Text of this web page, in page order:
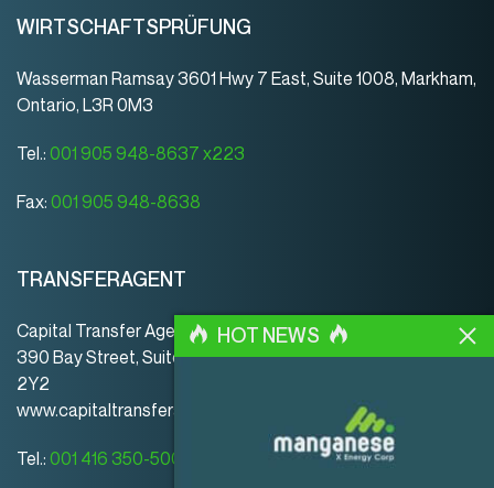
WIRTSCHAFTSPRÜFUNG
Wasserman Ramsay 3601 Hwy 7 East, Suite 1008, Markham,
Ontario, L3R 0M3
Tel.: 001 905 948-8637 x223
Fax: 001 905 948-8638
TRANSFERAGENT
Capital Transfer Agency
390 Bay Street, Suite 920 | Toronto | ON | Canada | M5H
2Y2
www.capitaltransferagency.com
Tel.: 001 416 350-5007 ext 107
HOT NEWS